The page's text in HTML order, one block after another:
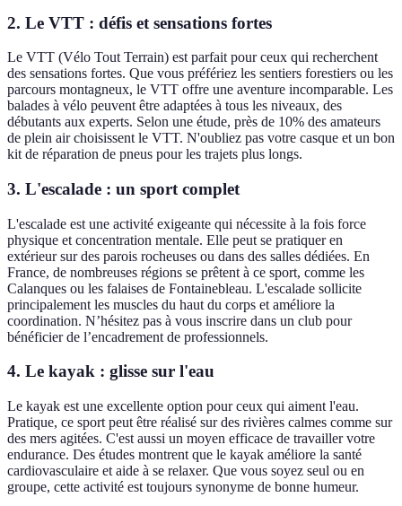
2. Le VTT : défis et sensations fortes
Le VTT (Vélo Tout Terrain) est parfait pour ceux qui recherchent
des sensations fortes. Que vous préfériez les sentiers forestiers ou les
parcours montagneux, le VTT offre une aventure incomparable. Les
balades à vélo peuvent être adaptées à tous les niveaux, des
débutants aux experts. Selon une étude, près de 10% des amateurs
de plein air choisissent le VTT. N'oubliez pas votre casque et un bon
kit de réparation de pneus pour les trajets plus longs.
3. L'escalade : un sport complet
L'escalade est une activité exigeante qui nécessite à la fois force
physique et concentration mentale. Elle peut se pratiquer en
extérieur sur des parois rocheuses ou dans des salles dédiées. En
France, de nombreuses régions se prêtent à ce sport, comme les
Calanques ou les falaises de Fontainebleau. L'escalade sollicite
principalement les muscles du haut du corps et améliore la
coordination. N’hésitez pas à vous inscrire dans un club pour
bénéficier de l’encadrement de professionnels.
4. Le kayak : glisse sur l'eau
Le kayak est une excellente option pour ceux qui aiment l'eau.
Pratique, ce sport peut être réalisé sur des rivières calmes comme sur
des mers agitées. C'est aussi un moyen efficace de travailler votre
endurance. Des études montrent que le kayak améliore la santé
cardiovasculaire et aide à se relaxer. Que vous soyez seul ou en
groupe, cette activité est toujours synonyme de bonne humeur.